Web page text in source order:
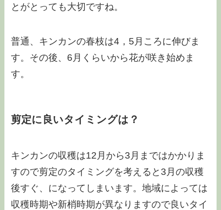
とがとっても大切ですね。
普通、キンカンの春枝は4，5月ころに伸びま
す。その後、6月くらいから花が咲き始めま
す。
剪定に良いタイミングは？
キンカンの収穫は12月から3月まではかかりま
すので剪定のタイミングを考えると3月の収穫
後すぐ、になってしまいます。地域によっては
収穫時期や新梢時期が異なりますので良いタイ